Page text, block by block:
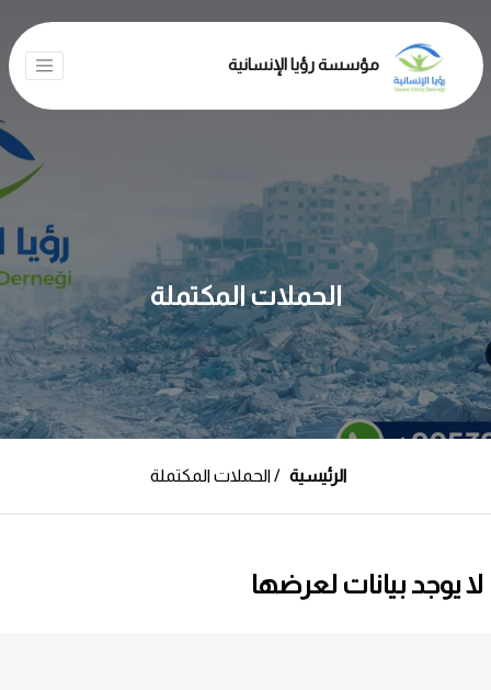
مؤسسة رؤيا الإنسانية
الحملات المكتملة
الرئيسية الحملات المكتملة
لا يوجد بيانات لعرضها